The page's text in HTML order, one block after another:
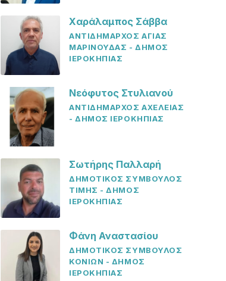
Χαράλαμπος Σάββα
ΑΝΤΙΔΗΜΑΡΧΟΣ ΑΓΙΑΣ
ΜΑΡΙΝΟΥΔΑΣ - ΔΗΜΟΣ
ΙΕΡΟΚΗΠΙΑΣ
Νεόφυτος Στυλιανού
ΑΝΤΙΔΗΜΑΡΧΟΣ ΑΧΕΛΕΙΑΣ
- ΔΗΜΟΣ ΙΕΡΟΚΗΠΙΑΣ
Σωτήρης Παλλαρή
ΔΗΜΟΤΙΚΟΣ ΣΥΜΒΟΥΛΟΣ
ΤΙΜΗΣ - ΔΗΜΟΣ
ΙΕΡΟΚΗΠΙΑΣ
Φάνη Αναστασίου
ΔΗΜΟΤΙΚΟΣ ΣΥΜΒΟΥΛΟΣ
ΚΟΝΙΩΝ - ΔΗΜΟΣ
ΙΕΡΟΚΗΠΙΑΣ